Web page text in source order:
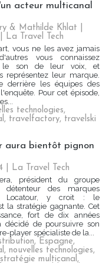
acteur multicanal
& Mathilde Khlat |
La Travel Tech
vous ne les avez jamais
vous connaissez
le son de leur voix, et
représentez leur marque.
derrière les équipes des
Pour cet épisode,
technologies,
, travelfactory, travelski
aura bientôt pignon
La Travel Tech
président du groupe
détenteur des marques
Locatour, y croit : le
la stratégie gagnante. Cet
fort de dix années
décidé de poursuivre son
player spécialiste de la...
, Espagne,
, nouvelles technologies,
stratégie multicanal,